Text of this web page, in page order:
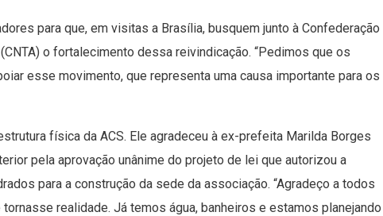
para que, em visitas a Brasília, busquem junto à Confederação
o fortalecimento dessa reivindicação. “Pedimos que os
esse movimento, que representa uma causa importante para os
física da ACS. Ele agradeceu à ex-prefeita Marilda Borges
pela aprovação unânime do projeto de lei que autorizou a
para a construção da sede da associação. “Agradeço a todos
realidade. Já temos água, banheiros e estamos planejando